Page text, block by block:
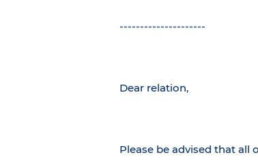
---------------------
Dear relation,
Please be advised that all